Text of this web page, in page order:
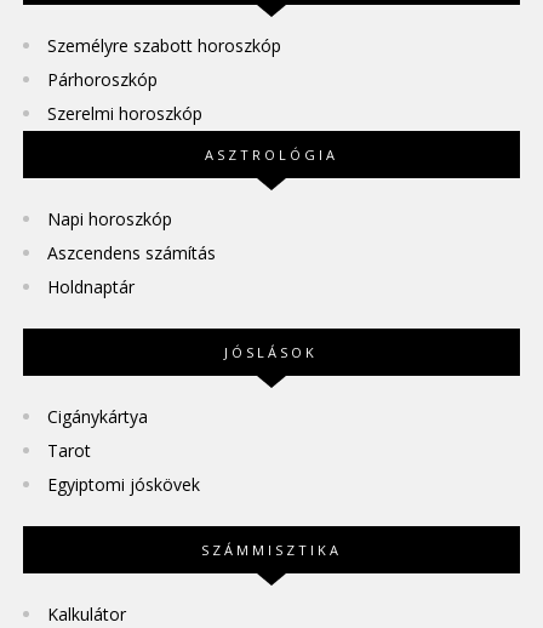
Személyre szabott horoszkóp
Párhoroszkóp
Szerelmi horoszkóp
ASZTROLÓGIA
Napi horoszkóp
Aszcendens számítás
Holdnaptár
JÓSLÁSOK
Cigánykártya
Tarot
Egyiptomi jóskövek
SZÁMMISZTIKA
Kalkulátor